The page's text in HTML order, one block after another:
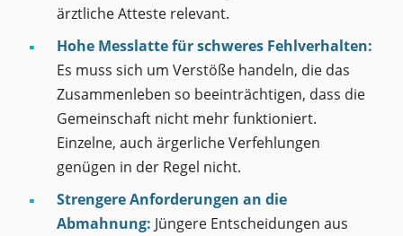
ärztliche Atteste relevant.
Hohe Messlatte für schweres Fehlverhalten:
Es muss sich um Verstöße handeln, die das
Zusammenleben so beeinträchtigen, dass die
Gemeinschaft nicht mehr funktioniert.
Einzelne, auch ärgerliche Verfehlungen
genügen in der Regel nicht.
Strengere Anforderungen an die
Abmahnung: Jüngere Entscheidungen aus